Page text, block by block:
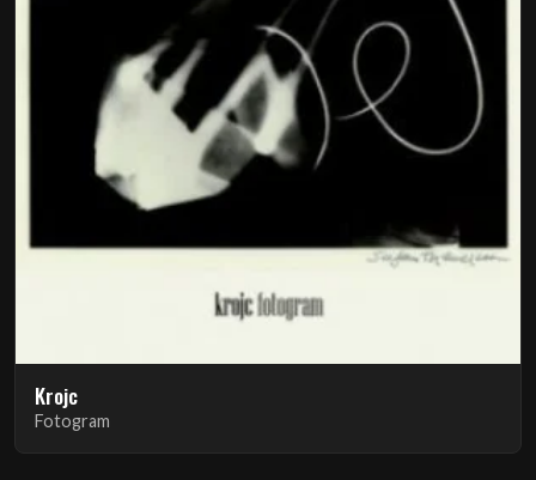
Krojc
Fotogram